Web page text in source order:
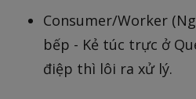
Consumer/Worker
bếp - Kẻ túc trực ở
điệp thì lôi ra xử lý.